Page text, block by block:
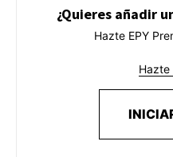
¿Quieres añadir
Hazte EPY
Hazte